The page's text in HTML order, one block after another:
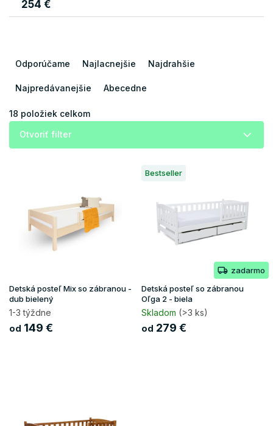
254 €
i
Odporúčame Najlacnejšie Najdrahšie
Najpredávanejšie Abecedne
18 položiek celkom
Otvoriť filter
u
k
t
o
Detská posteľ Mix so zábranou -
dub bielený
1-3 týždne
od 149 €
Bestseller
zadarmo
Detská posteľ so zábranou
Oľga 2 - biela
Skladom (>3 ks)
od 279 €